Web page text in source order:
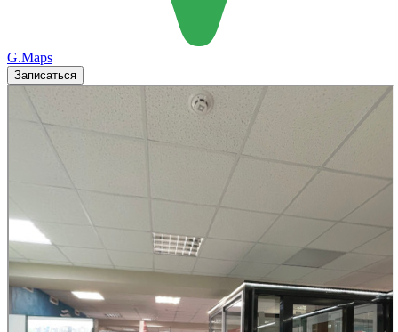
G.Maps
Записаться